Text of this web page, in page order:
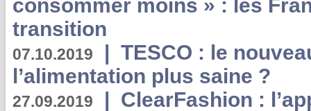
consommer moins » : les
transition
07.10.2019 | TESCO : le
l’alimentation plus saine ?
27.09.2019 | ClearFashion :